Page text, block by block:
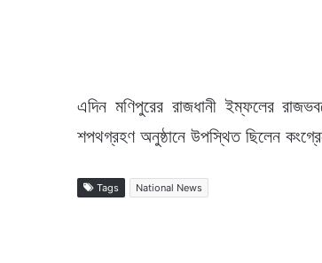
এদিন মণিপুরের রাজধানী ইম্ফলের
শপথগ্রহণ অনুষ্ঠানে উপস্থিত ছিলেন
Tags National News